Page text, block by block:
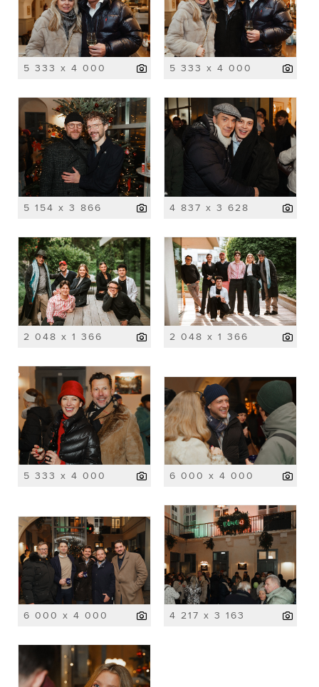
5 333 x 4 000 5 333 x 4 000
5 154 x 3 866 4 837 x 3 628
2 048 x 1 366 2 048 x 1 366
5 333 x 4 000 6 000 x 4 000
6 000 x 4 000 4 217 x 3 163